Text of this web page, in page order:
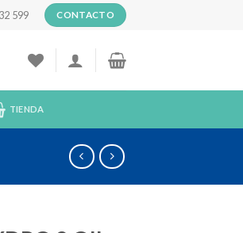
599 CONTACTO
TIENDA